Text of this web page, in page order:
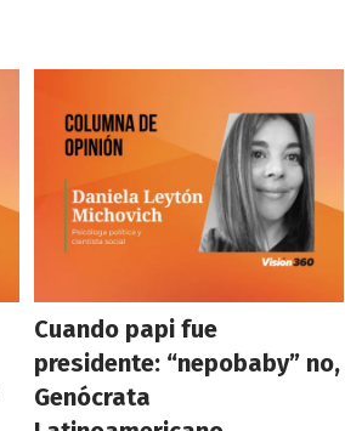
Cuando papi fue
presidente: “nepobaby” no,
Genócrata